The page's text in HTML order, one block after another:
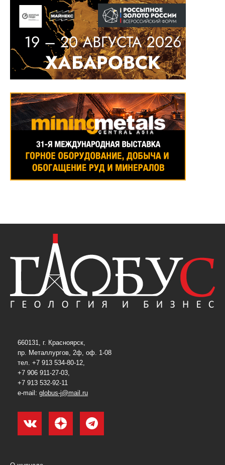
660131, г. Красноярск,
пр. Металлургов, 2ф, оф. 1-08
тел. +7 913 534-80-12,
+7 906 911-27-03,
+7 913 532-92-11
e-mail: globus-j@mail.ru